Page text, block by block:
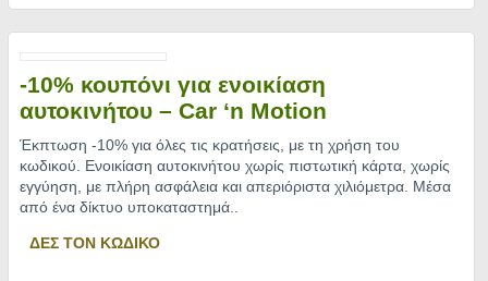
-10% κουπόνι για ενοικίαση
αυτοκινήτου – Car ‘n Motion
Έκπτωση -10% για όλες τις κρατήσεις, με τη χρήση του
κωδικού. Ενοικίαση αυτοκινήτου χωρίς πιστωτική κάρτα, χωρίς
εγγύηση, με πλήρη ασφάλεια και απεριόριστα χιλιόμετρα. Μέσα
από ένα δίκτυο υποκαταστημά..
ΔΕΣ ΤΟΝ ΚΩΔΙΚΟ